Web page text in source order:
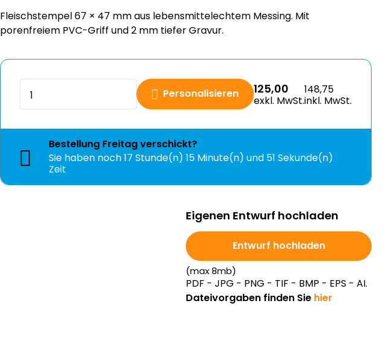
Fleischstempel 67 × 47 mm aus lebensmittelechtem Messing. Mit
porenfreiem PVC-Griff und 2 mm tiefer Gravur.
Personalisieren 125,00
exkl. MwSt.
148,75
inkl. MwSt.
Bestellung Freitagverschickt?
Sie haben noch17 Stunde(n) 15 Minute(n) und 50 Sekunde(n)
Zeit
Eigenen Entwurf hochladen
Entwurf hochladen
(max 8mb)
PDF - JPG - PNG - TIF - BMP - EPS - AI.
Dateivorgaben finden Sie hier